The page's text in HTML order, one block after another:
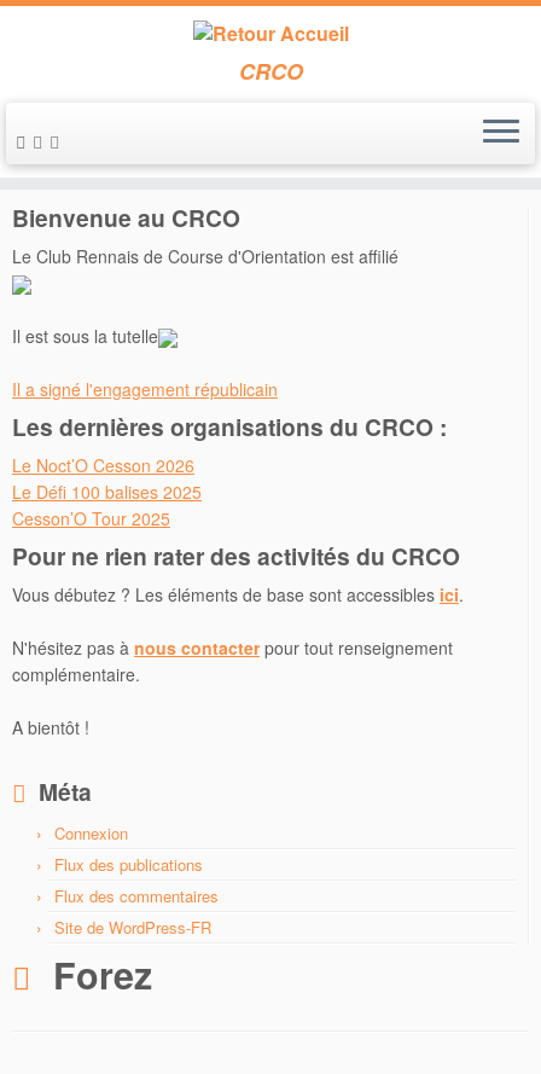
Passer
au
CRCO
Accueil » Forez
Bienvenue au CRCO
Le Club Rennais de Course d'Orientation est affilié
Il est sous la tutelle
Il a signé l'engagement républicain
Les dernières organisations du CRCO :
Le Noct’O Cesson 2026
Le Défi 100 balises 2025
Cesson’O Tour 2025
Pour ne rien rater des activités du CRCO
Vous débutez ? Les éléments de base sont accessibles ici.
N'hésitez pas à nous contacterpour tout renseignement
complémentaire.
A bientôt !
Méta
Connexion
Flux des publications
Flux des commentaires
Site de WordPress-FR
Forez